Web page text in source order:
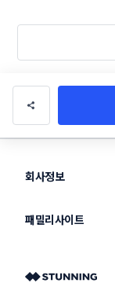
회사정보
패밀리사이트